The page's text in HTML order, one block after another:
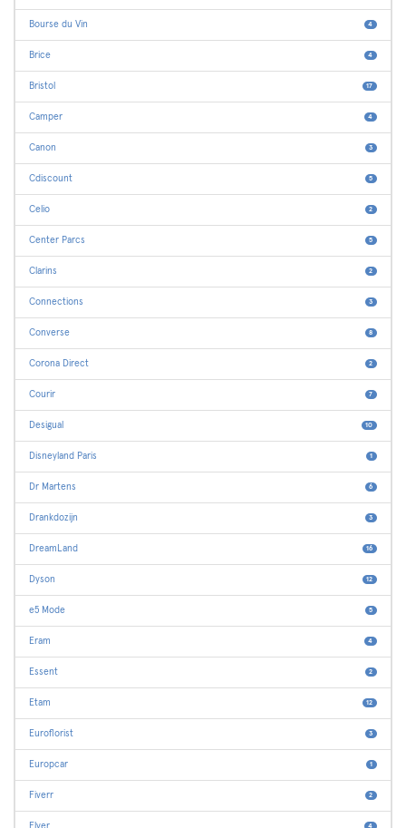
Bourse du Vin 4
Brice 4
Bristol 17
Camper 4
Canon 3
Cdiscount 5
Celio 2
Center Parcs 5
Clarins 2
Connections 3
Converse 8
Corona Direct 2
Courir 7
Desigual 10
Disneyland Paris 1
Dr Martens 6
Drankdozijn 3
DreamLand 16
Dyson 12
e5 Mode 5
Eram 4
Essent 2
Etam 12
Euroflorist 3
Europcar 1
Fiverr 2
Flyer 4